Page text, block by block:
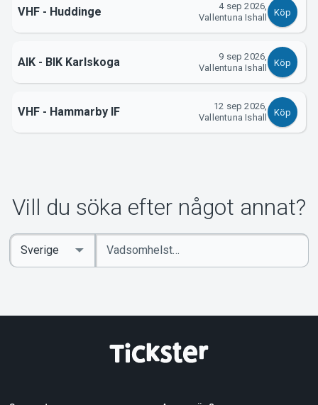
Om Tickster
VHF - Huddinge
4 sep 2026,
Vallentuna Ishall
Köp
AIK - BIK Karlskoga
9 sep 2026,
Vallentuna Ishall
Köp
VHF - Hammarby IF
12 sep 2026,
Vallentuna Ishall
Köp
Vill du söka efter något annat?
Ange
sökord
Select
Country